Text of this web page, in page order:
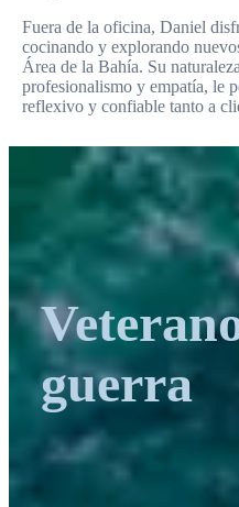
Fuera de la oficina, Daniel
cocinando y explorando
Área de la Bahía. Su
profesionalismo y empatía, le
reflexivo y confiable tanto a
guerra